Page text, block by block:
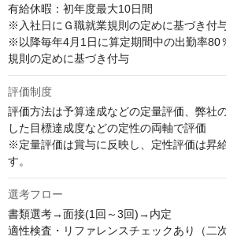
有給休暇：初年度最大10日間
※入社日にＧ職就業規則の定めに基づき付
※以降毎年4月1日に算定期間中の出勤率80
規則の定めに基づき付与
評価制度
評価方法は予算達成などの定量評価、弊社
した目標達成度などの定性の両軸で評価
※定量評価は賞与に反映し、定性評価は昇
す。
選考フロー
書類選考→面接(1回～3回)→内定
適性検査・リファレンスチェックあり（二